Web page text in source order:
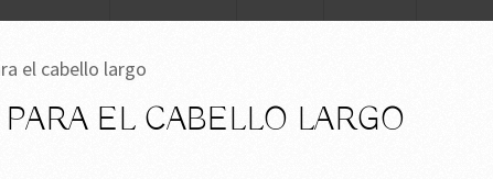
el cabello largo
EL CABELLO LARGO